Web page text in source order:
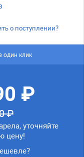
о поступлении?
один клик
₽
₽
уточняйте
цену!